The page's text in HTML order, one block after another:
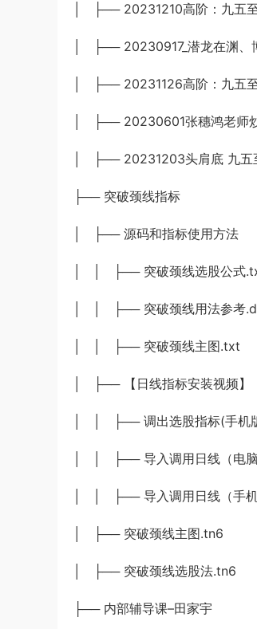
│ ├── 20231210高阶：九五
│ ├── 20230917_潜龙在渊、
│ ├── 20231126高阶：九五
│ ├── 20230601张穗鸿老师
│ ├── 20231203头肩底 九五
├── 突破颈线指标
│ ├── 源码和指标使用方法
│ │ ├── 突破颈线选股公式
│ │ ├── 突破颈线用法参考
│ │ ├── 突破颈线主图.txt
│ ├── 【日线指标安装视频】
│ │ ├── 调出选股指标(手机
│ │ ├── 导入调用日线（电
│ │ ├── 导入调用日线（手
│ ├── 突破颈线主图.tn6
│ ├── 突破颈线选股法.tn6
├── 内部辅导课–田家宇